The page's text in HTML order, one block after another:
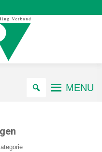
MENU